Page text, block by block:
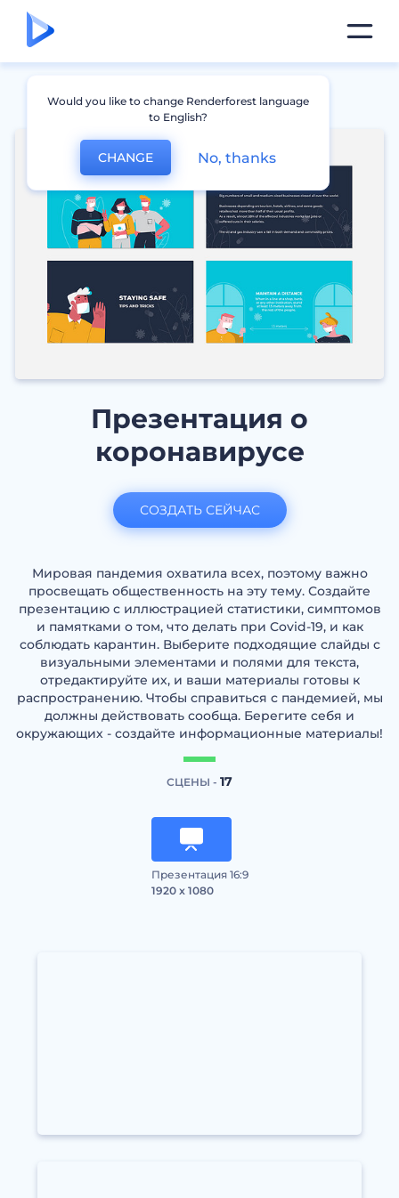
Презентация о
коронавирусе
Мировая пандемия охватила всех, поэтому важно
просвещать общественность на эту тему. Создайте
презентацию с иллюстрацией статистики, симптомов
и памятками о том, что делать при Covid-19, и как
соблюдать карантин. Выберите подходящие слайды с
визуальными элементами и полями для текста,
отредактируйте их, и ваши материалы готовы к
распространению. Чтобы справиться с пандемией, мы
должны действовать сообща. Берегите себя и
окружающих - создайте информационные материалы!
СЦЕНЫ - 17
Презентация 16:9
1920 x 1080
СОЗДАТЬ СЕЙЧАС
Would you like to change Renderforest language
to English?
CHANGE No, thanks